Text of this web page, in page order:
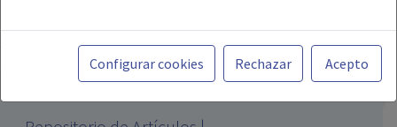
Toda la información incluida en la Página Web está
referida a productos del mercado español y, por
tanto, dirigida a profesionales sanitarios legalmente
facultados para prescribir o dispensar medicamentos
Configurar cookies Rechazar Acepto